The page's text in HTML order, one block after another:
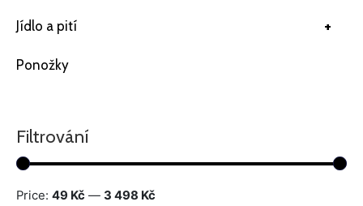
+
Jídlo a pití
Ponožky
Filtrování
Price: 49 Kč — 3 498 Kč